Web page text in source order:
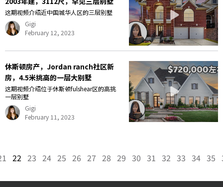
这期视频介绍近中国城华人区的三层别墅
Gigi
February 12, 2023
休斯顿房产，Jordan ranch社区新
房，4.5米挑高的一层大别墅
这期视频介绍位于休斯顿fulshear区的高挑
一层别墅
Gigi
February 11, 2023
22 23 24 25 26 27 28 29 30 31 32 33 34 35